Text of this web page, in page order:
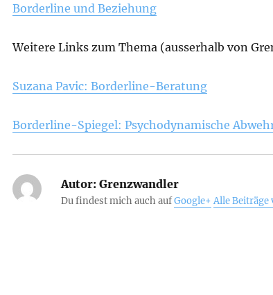
Borderline und Beziehung
Weitere Links zum Thema (ausserhalb von
Suzana Pavic: Borderline-Beratung
Borderline-Spiegel: Psychodynamische
Autor:Grenzwandler
Du findest mich auch aufGoogle+ Alle Beiträge